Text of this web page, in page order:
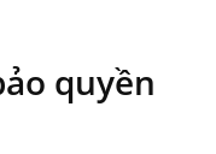
quyền